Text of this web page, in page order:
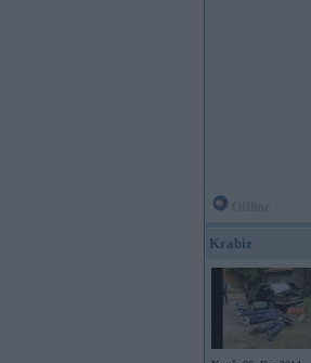
Krabiz